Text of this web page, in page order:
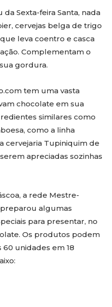
Sexta-feira Santa, nada
cervejas belga de trigo
leva coentro e casca
Complementam o
gordura.
tem uma vasta
chocolate em sua
similares como
como a linha
cervejaria Tupiniquim de
apreciadas sozinhas
a rede Mestre-
algumas
para presentar, no
Os produtos podem
unidades em 18